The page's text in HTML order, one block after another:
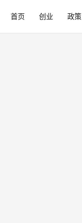
首页 创业 政策